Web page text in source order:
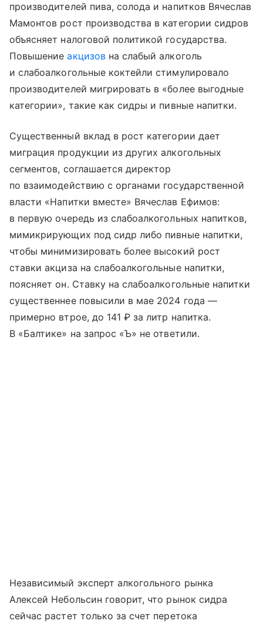
производителей пива, солода и напитков Вячеслав
Мамонтов рост производства в категории сидров
объясняет налоговой политикой государства.
Повышениеакцизовна слабый алкоголь
и слабоалкогольные коктейли стимулировало
производителей мигрировать в «более выгодные
категории», такие как сидры и пивные напитки.
Существенный вклад в рост категории дает
миграция продукции из других алкогольных
сегментов, соглашается директор
по взаимодействию с органами государственной
власти «Напитки вместе» Вячеслав Ефимов:
в первую очередь из слабоалкогольных напитков,
мимикрирующих под сидр либо пивные напитки,
чтобы минимизировать более высокий рост
ставки акциза на слабоалкогольные напитки,
поясняет он. Ставку на слабоалкогольные напитки
существеннее повысили в мае 2024 года —
примерно втрое, до 141 ₽ за литр напитка.
В «Балтике» на запрос «Ъ» не ответили.
Независимый эксперт алкогольного рынка
Алексей Небольсин говорит, что рынок сидра
сейчас растет только за счет перетока